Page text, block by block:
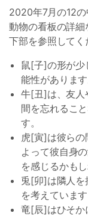
2020年7月の12
動物の看板の詳
下部を参照してく
鼠[子]の形が少
能性があります
牛[丑]は、友人
間を忘れるこ
す。
虎[寅]は彼らの
よって彼自身
を感じるかもし
兎[卯]は隣人を
を考えています
竜[辰]はひそか